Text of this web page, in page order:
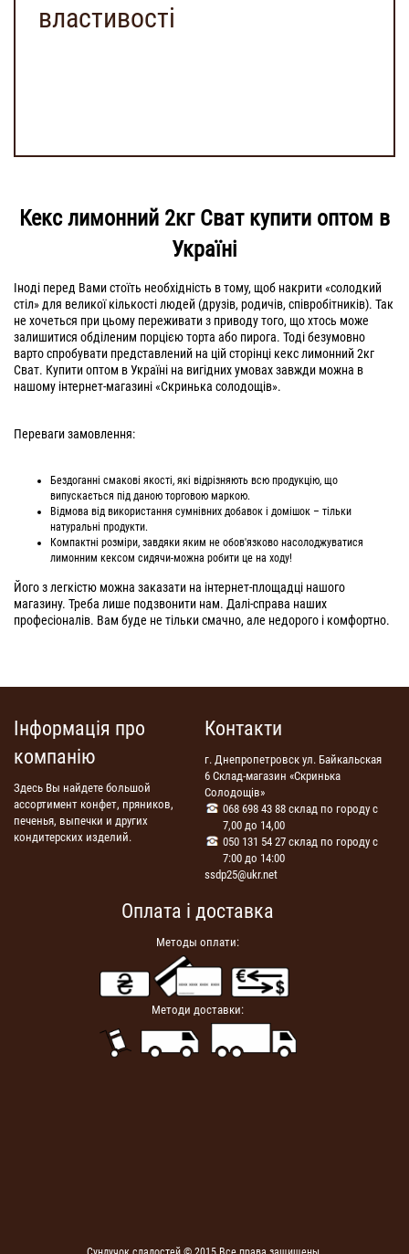
властивості
Кекс лимонний 2кг Сват купити оптом в
Україні
Іноді перед Вами стоїть необхідність в тому, щоб накрити «солодкий
стіл» для великої кількості людей (друзів, родичів, співробітників). Так
не хочеться при цьому переживати з приводу того, що хтось може
залишитися обділеним порцією торта або пирога. Тоді безумовно
варто спробувати представлений на цій сторінці кекс лимонний 2кг
Сват. Купити оптом в Україні на вигідних умовах завжди можна в
нашому інтернет-магазині «Скринька солодощів».
Переваги замовлення:
Бездоганні смакові якості, які відрізняють всю продукцію, що
випускається під даною торговою маркою.
Відмова від використання сумнівних добавок і домішок – тільки
натуральні продукти.
Компактні розміри, завдяки яким не обов'язково насолоджуватися
лимонним кексом сидячи-можна робити це на ходу!
Його з легкістю можна заказати на інтернет-площадці нашого
магазину. Треба лише подзвонити нам. Далі-справа наших
професіоналів. Вам буде не тільки смачно, але недорого і комфортно.
Інформація про
компанію
Здесь Вы найдете большой
ассортимент конфет, пряников,
печенья, выпечки и других
кондитерских изделий.
Оплата і доставка
Методы оплати:
Методи доставки:
Контакти
г. Днепропетровск ул. Байкальская
6 Склад-магазин «Скринька
Солодощів»
068 698 43 88 склад по городу с
7,00 до 14,00
050 131 54 27 склад по городу с
7:00 до 14:00
ssdp25@ukr.net